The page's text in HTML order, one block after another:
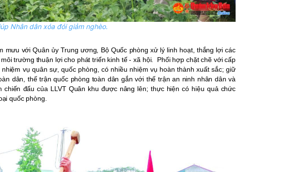
Nhân dân xóa đói giảm nghèo.
với Quân ủy Trung ương, Bộ Quốc phòng xử lý linh hoạt, thắng lợi các
trường thuận lợi cho phát triển kinh tế - xã hội. Phối hợp chặt chẽ với cấp
vụ quân sự, quốc phòng, có nhiều nhiệm vụ hoàn thành xuất sắc; giữ
dân, thế trận quốc phòng toàn dân gắn với thế trận an ninh nhân dân và
đấu của LLVT Quân khu được nâng lên; thực hiện có hiệu quả chức
quốc phòng.